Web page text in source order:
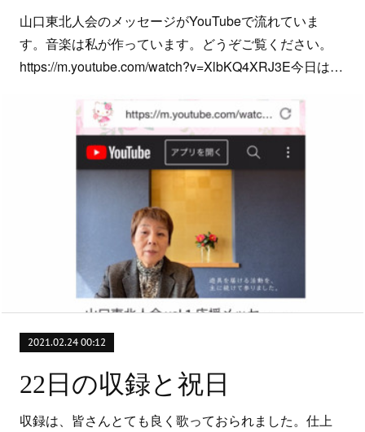
山口東北人会のメッセージがYouTubeで流れていま
す。音楽は私が作っています。どうぞご覧ください。
https://m.youtube.com/watch?v=XlbKQ4XRJ3E今日は…
2021.02.24 00:12
22日の収録と祝日
収録は、皆さんとても良く歌っておられました。仕上